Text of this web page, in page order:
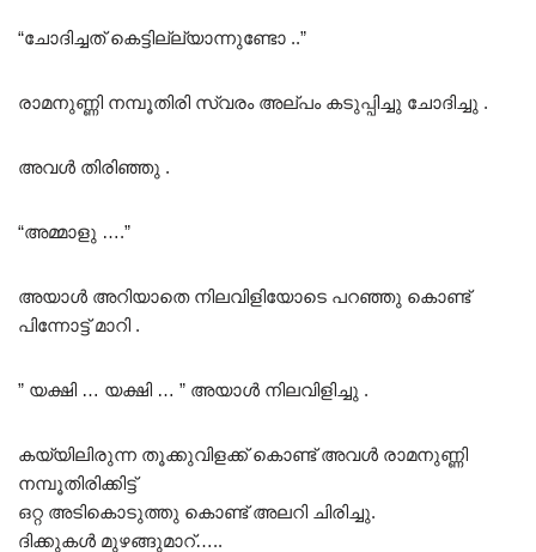
“ചോദിച്ചത് കെട്ടില്ല്യാന്നുണ്ടോ ..”
രാമനുണ്ണി നമ്പൂതിരി സ്വരം അല്പം കടുപ്പിച്ചു ചോദിച്ചു .
അവൾ തിരിഞ്ഞു .
“അമ്മാളു ….”
അയാൾ അറിയാതെ നിലവിളിയോടെ പറഞ്ഞു കൊണ്ട്
പിന്നോട്ട് മാറി .
” യക്ഷി … യക്ഷി … ” അയാൾ നിലവിളിച്ചു .
കയ്യിലിരുന്ന തൂക്കുവിളക്ക് കൊണ്ട് അവൾ രാമനുണ്ണി
നമ്പൂതിരിക്കിട്ട്
ഒറ്റ അടികൊടുത്തു കൊണ്ട് അലറി ചിരിച്ചു.
ദിക്കുകൾ മുഴങ്ങുമാറ്…..